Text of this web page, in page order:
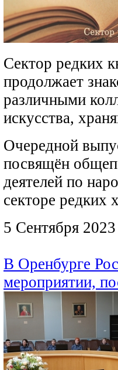
Сектор редких
продолжает
различными
искусства,
Очередной
посвящён
деятелей по
секторе редких
5 Сентября 2023
В Оренбурге
мероприятии,